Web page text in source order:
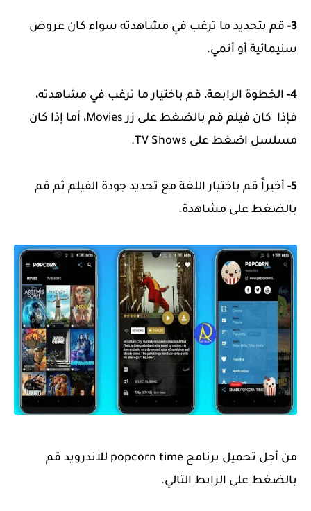
3- قم بتحديد ما ترغب في مشاهدته سواء كان عروض
سنيمائية أو أنمي.
4- الخطوة الرابعة، قم باختيار ما ترغب في مشاهدته،
فإذا كان فيلم قم بالضغط على زر Movies، أما إذا كان
مسلسل اضغط على TV Shows.
5- أخيراً قم باختيار اللغة مع تحديد جودة الفيلم ثم قم
بالضغط على مشاهدة.
من أجل تحميل برنامج popcorn time للاندرويد قم
بالضغط على الرابط التالي.